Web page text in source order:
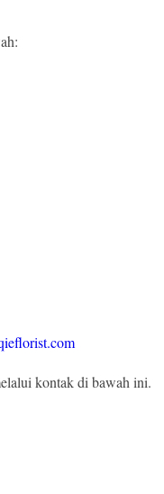
kontak di bawah ini.